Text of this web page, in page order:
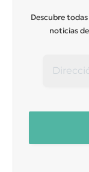
Descubre
noticias